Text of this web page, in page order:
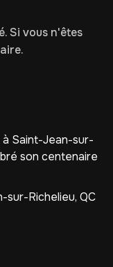
Si vous n'êtes
à Saint-Jean-sur-
son centenaire
sur-Richelieu, QC